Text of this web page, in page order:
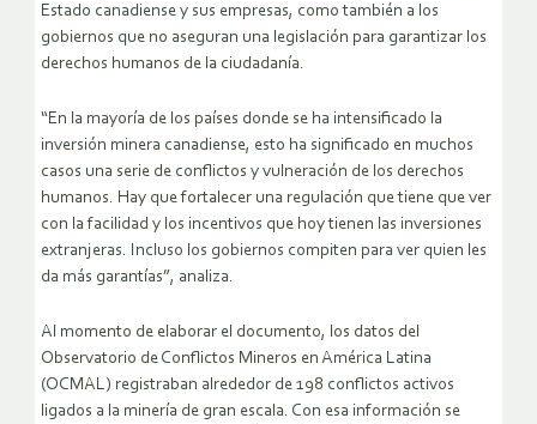
Estado canadiense y sus empresas, como también a los
gobiernos que no aseguran una legislación para garantizar los
derechos humanos de la ciudadanía.
“En la mayoría de los países donde se ha intensificado la
inversión minera canadiense, esto ha significado en muchos
casos una serie de conflictos y vulneración de los derechos
humanos. Hay que fortalecer una regulación que tiene que ver
con la facilidad y los incentivos que hoy tienen las inversiones
extranjeras. Incluso los gobiernos compiten para ver quien les
da más garantías”, analiza.
Al momento de elaborar el documento, los datos del
Observatorio de Conflictos Mineros en América Latina
(OCMAL) registraban alrededor de 198 conflictos activos
ligados a la minería de gran escala. Con esa información se